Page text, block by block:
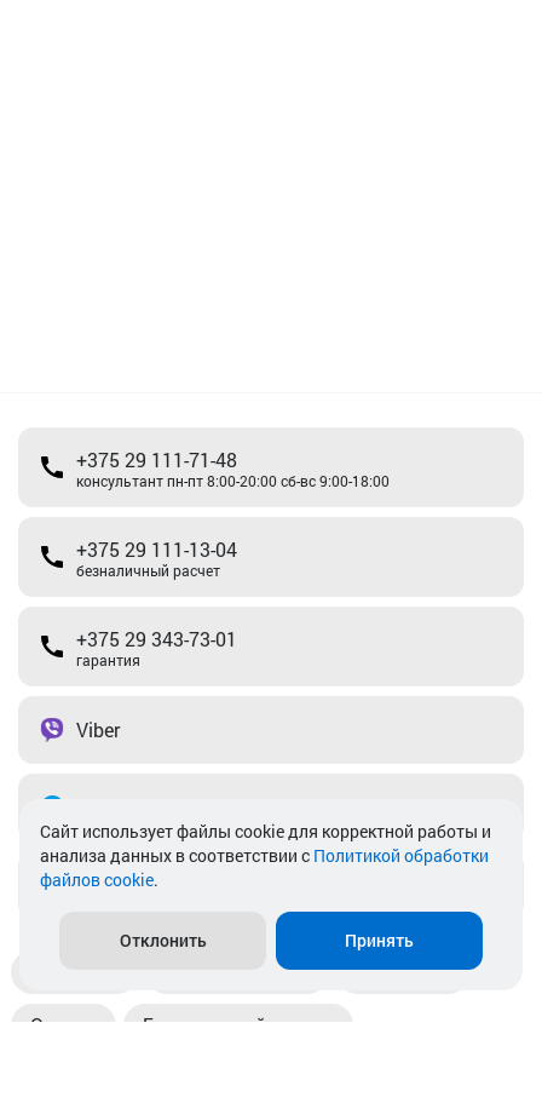
+375 29 111-71-48
консультант пн-пт 8:00-20:00 сб-вс 9:00-18:00
+375 29 111-13-04
безналичный расчет
+375 29 343-73-01
гарантия
Viber
info@akkamulik.by
Пункты выдачи Магазины
Оплата Безналичный расчет
Cайт использует файлы cookie для корректной работы и
анализа данных в соответствии с Политикой обработки
файлов cookie.
Отклонить Принять